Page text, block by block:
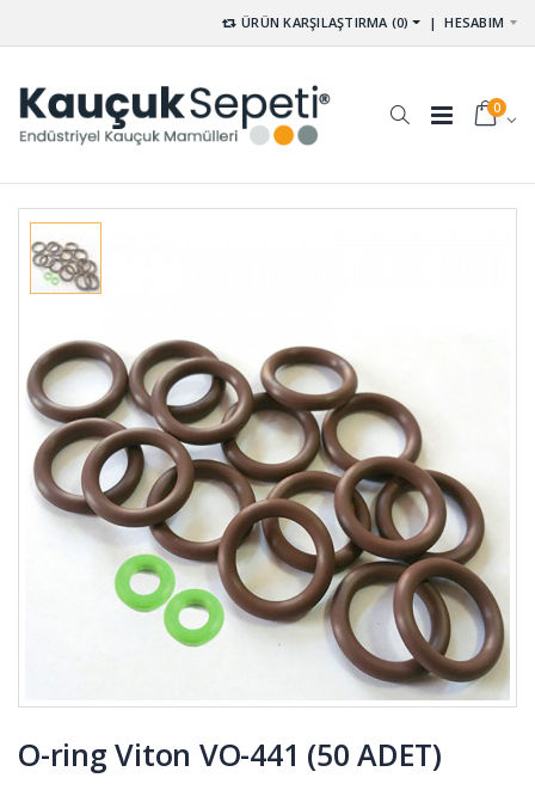
ÜRÜN KARŞILAŞTIRMA (0) |HESABIM
0
O-ring Viton VO-441 (50 ADET)
Kare
Diyafram
Lastiği DY-
296
Tek Yüzü
Kendinden
Yapışkanlı
Epdm
Sünger
YPS-001
(20 METRE)
Kare
Vantuzlar
VAN-028